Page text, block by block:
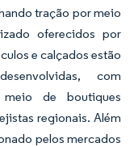
tração por meio
oferecidos por
e calçados estão
com
de boutiques
regionais. Além
pelos mercados